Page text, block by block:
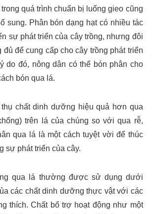
quá trình chuẩn bị luống gieo cũng
sung. Phân bón dạng hạt có nhiều tác
sự phát triển của cây trồng, nhưng đôi
đủ để cung cấp cho cây trồng phát triển
do đó, nông dân có thể bón phân cho
bón qua lá.
chất dinh dưỡng hiệu quả hơn qua
trên lá của chúng so với qua rễ,
qua lá là một cách tuyệt vời để thúc
sự phát triển của cây.
qua lá thường được sử dụng dưới
các chất dinh dưỡng thực vật với các
thích. Chất bổ trợ hoạt động như một